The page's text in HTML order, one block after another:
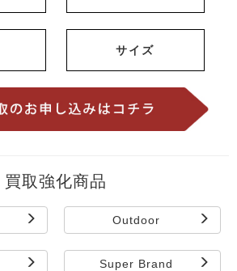
サイズ
買取強化商品
Outdoor
Super Brand